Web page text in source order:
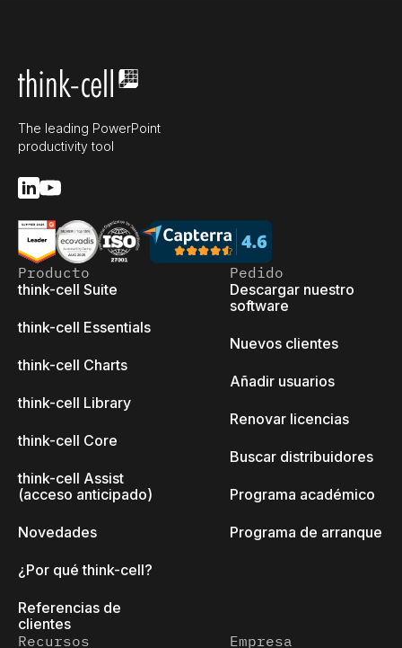
The leading PowerPoint
productivity tool
Producto
think-cell Suite
think-cell Essentials
think-cell Charts
think-cell Library
think-cell Core
think-cell Assist
(acceso anticipado)
Novedades
¿Por qué think-cell?
Referencias de
clientes
Pedido
Descargar nuestro
software
Nuevos clientes
Añadir usuarios
Renovar licencias
Buscar distribuidores
Programa académico
Programa de arranque
Recursos Empresa